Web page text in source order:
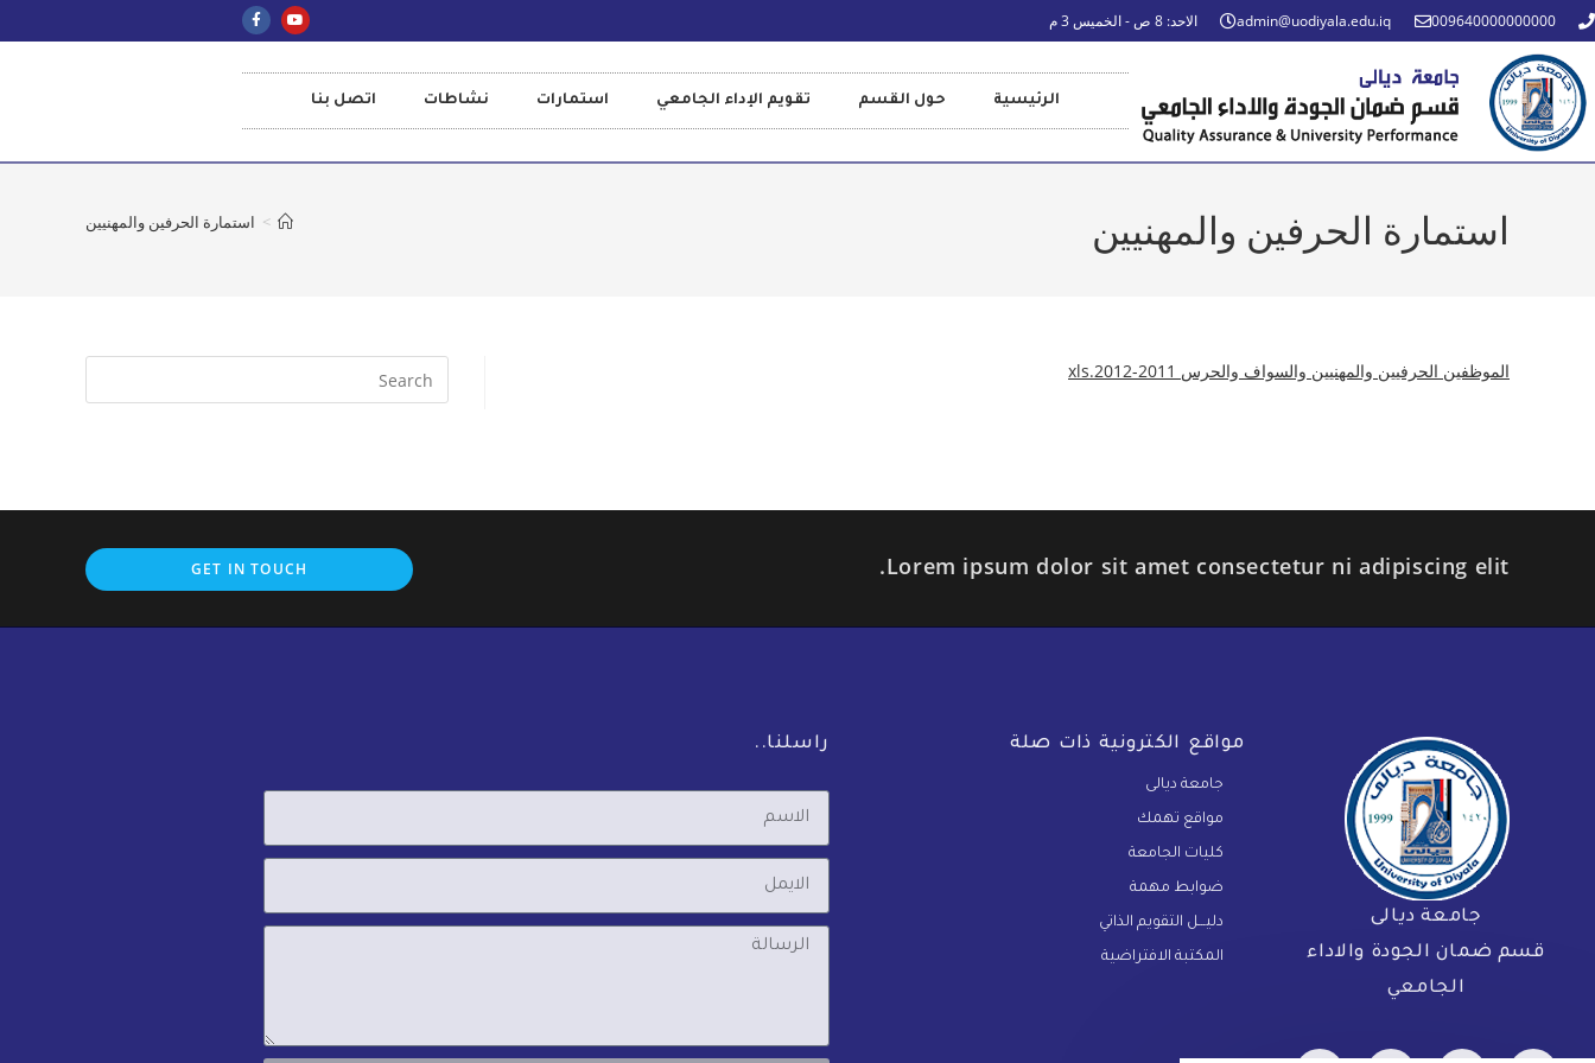
009640000000000
admin@uodiyala.edu.iq الاحد: 8 ص - الخميس 3 م
الرئيسية حول القسم تقويم الإداء الجامعي استمارات نشاطات اتصل بنا
استمارة الحرفين والمهنيين > استمارة الحرفين والمهنيين
الموظفين الحرفيين والمهنيين والسواف والحرس 2011-2012.xls
Lorem ipsum dolor sit amet consectetur ni adipiscing elit.
GET IN TOUCH
جامعة ديالى
قسم ضمان الجودة والاداء
الجامعي
مواقع الكترونية ذات صلة
جامعة ديالى
مواقع تهمك
كليات الجامعة
ضوابط مهمة
دليـــل التقويم الذاتي
المكتبة الافتراضية
راسلنا..